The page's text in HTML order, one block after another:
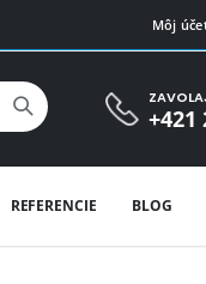
Môj
+421
BLOG
REFERENCIE